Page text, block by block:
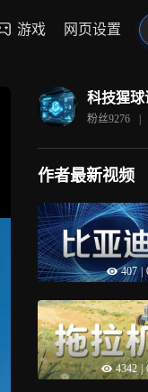
游戏 网页设置
科技猩球
粉丝9276 |
作者最新视频
407 |
4342 |